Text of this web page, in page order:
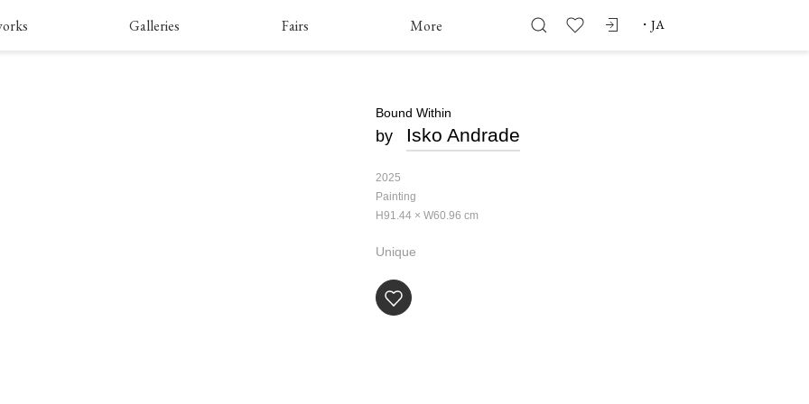
Galleries Fairs More ・ JA
Bound Within
by Isko Andrade
2025
Painting
H91.44 × W60.96 cm
Unique